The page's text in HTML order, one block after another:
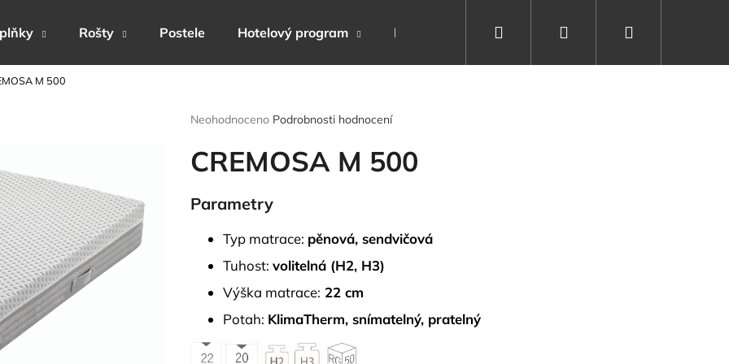
Rošty Postele Hotelový program Dárkové poukazy Vše o spánku
Přihlášení
M 500
Průměrné
produktu
je
z
5
Neohodnoceno Podrobnosti hodnocení
CREMOSA M 500
Parametry
Typ matrace: pěnová, sendvičová
Tuhost: volitelná (H2, H3)
Výška matrace: 22 cm
Potah: KlimaTherm, snímatelný, pratelný
Co potřebujete najít?
HLEDAT
Doporučujeme